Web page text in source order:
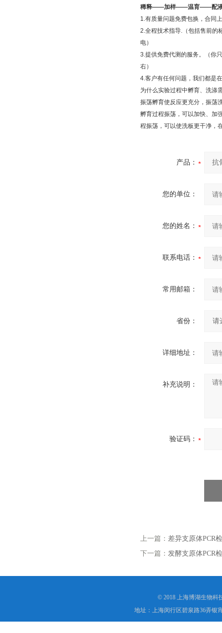
稀释——加样——温育——配
1.有质量问题免费包换，合同
2.全程技术指导. （包括售前
电）
3.提供免费代测的服务。（你
右）
4.客户有任何问题，我们都是
为什么实验过程中孵育、洗涤
振荡孵育使反应更充分，振荡
孵育过程振荡，可以加快、加
程振荡，可以使洗板更干净，
产品：
您的单位：
您的姓名：
联系电话：
常用邮箱：
省份：
详细地址：
补充说明：
验证码：
上一篇： 差异支原体PCR
下一篇： 发酵支原体PCR
© 2018 上海博湖生物科
地址：上海闵行区碧泉路36弄银